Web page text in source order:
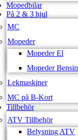
Mopedbilar
På 2 & 3 hjul
MC
Mopeder
Mopeder El
Mopeder Bensin
Lekmaskiner
MC på B-Kort
Tillbehör
ATV Tillbehör
Belysning ATV